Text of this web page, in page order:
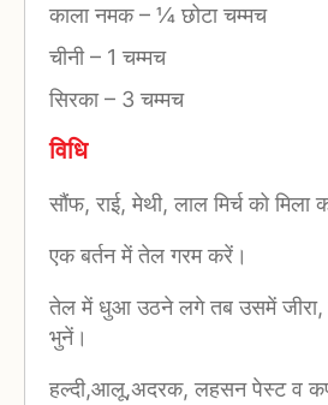
काला नमक– ¼ छोटा चम्मच
चीनी– 1 चम्मच
सिरका– 3 चम्मच
विधि
सौंफ, राई, मेथी, लाल मिर्च को मिला
एक बर्तन में तेल गरम करें।
तेल में धुआ उठने लगे तब उसमें जीरा,
भुनें।
हल्दी,आलू,अदरक, लहसन पेस्ट व